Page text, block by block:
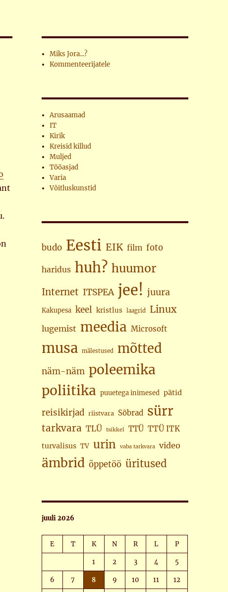
Miks Jora...?
Kommenteerijatele
Arusaamad
IT
Kirik
Kreisid killud
Muljed
Tööasjad
Varia
Võitluskunstid
budo Eesti EIK film foto
haridus huh? huumor
Internet ITSPEA jee! juura
Kakupesa keel kristlus laagrid Linux
lugemist meedia Microsoft
musa mälestused mõtted
näm-näm poleemika
poliitika puuetega inimesed pätid
reisikirjad riistvara Sõbrad sürr
tarkvara TLÜ tsikkel TTÜ TTÜ ITK
turvalisus TV urin vaba tarkvara video
ämbrid õppetöö üritused
juuli 2026
E T K N R L P
1 2 3 4 5
6 7 8 9 10 11 12